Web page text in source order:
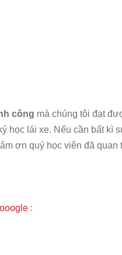
công mà chúng tôi đạt
học lái xe. Nếu cần bất kì
ơn quý học viên đã
: